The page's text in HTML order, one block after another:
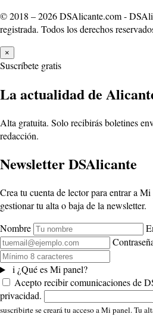
© 2018 – 2026 DSAlicante.com -
registrada. Todos los derechos
×
Suscríbete gratis
La actualidad de
Alta gratuita. Solo recibirás boletines
redacción.
Newsletter DSAlicante
Crea tu cuenta de lector para entrar a
gestionar tu alta o baja de la newsletter.
Nombre
i¿Qué es Mi panel?
Acepto recibir comunicaciones de
privacidad.
suscribirte se creará tu acceso a Mi panel. Tu